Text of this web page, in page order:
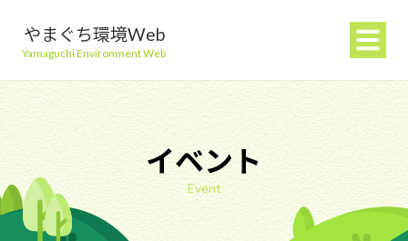
やまぐち環境Web
Yamaguchi Environment Web
地球温暖化を防ぐ
イベント
Event